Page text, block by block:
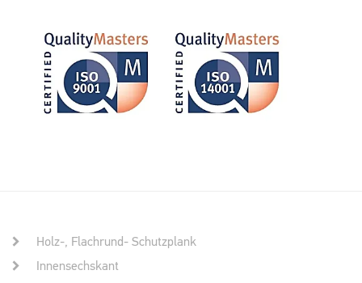
Holz-, Flachrund- Schutzplank
Innensechskant